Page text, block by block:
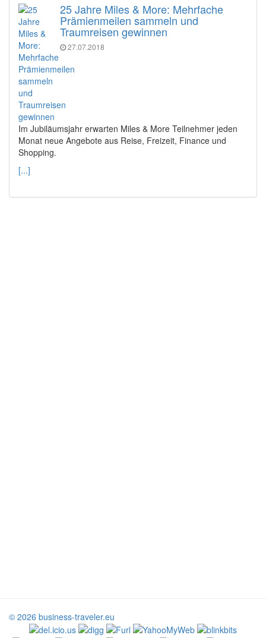
25 Jahre Miles & More: Mehrfache
Prämienmeilen sammeln und
Traumreisen gewinnen
27.07.2018
Im Jubiläumsjahr erwarten Miles & More Teilnehmer jeden
Monat neue Angebote aus Reise, Freizeit, Finance und
Shopping.
[...]
© 2026 business-traveler.eu